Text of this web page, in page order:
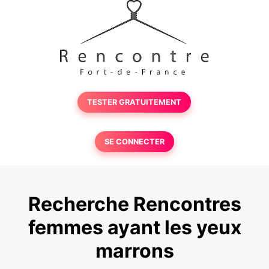
TESTER GRATUITEMENT
SE CONNECTER
Recherche Rencontres
femmes ayant les yeux
marrons